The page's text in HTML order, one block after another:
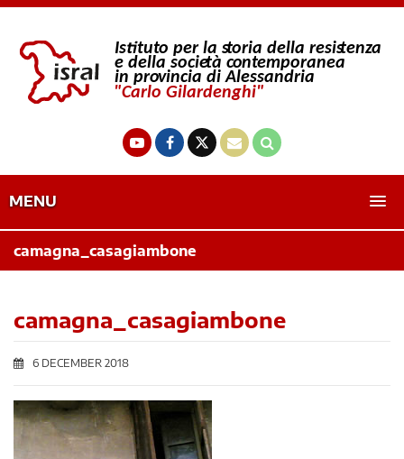
MENU
camagna_casagiambone
camagna_casagiambone
6 DECEMBER 2018